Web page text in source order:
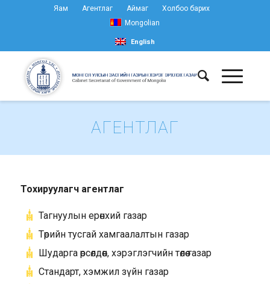
Яам Агентлаг Аймаг
Холбоо барих
Mongolian
English
АГЕНТЛАГ
Тохируулагч агентлаг
Тагнуулын ерөнхий газар
Төрийн тусгай хамгаалалтын газар
Шударга өрсөлдөөн, хэрэглэгчийн төлөө газар
Стандарт, хэмжил зүйн газар